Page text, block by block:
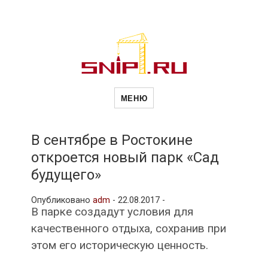
Новости
рубрики
МЕНЮ
В сентябре в Ростокине
откроется новый парк «Сад
будущего»
Опубликовано adm - 22.08.2017 -
В парке создадут условия для
качественного отдыха, сохранив при
этом его историческую ценность.